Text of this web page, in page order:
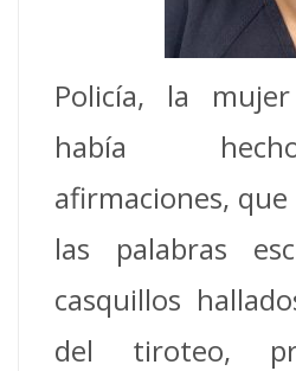
Policía, la
había
afirmaciones,
las palabras
casquillos
del tiroteo,